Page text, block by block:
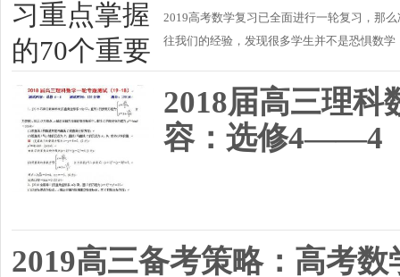
2019高考数学复习已全面进行一轮复习，那
往我们的经验，发现很多学生并不是恐惧数
2018届高三理科
容：选修4——4
2019高三备考策略：高考